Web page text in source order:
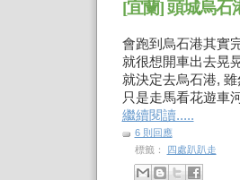
[宜蘭] 頭城烏石
會跑到烏石港其實
就很想開車出去晃
就決定去烏石港,
只是走馬看花遊車
繼續閱讀.....
6 則回應
標籤：
四處趴趴走